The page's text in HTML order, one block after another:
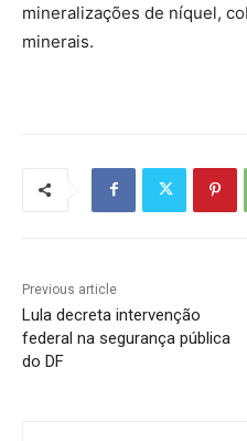
mineralizações de níquel,
minerais.
Previous article
Lula decreta intervenção
federal na segurança pública
do DF